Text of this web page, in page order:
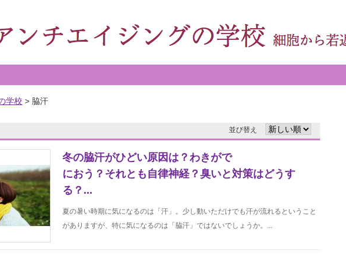
学校 > 脇汗
並び替え
冬の脇汗がひどい原因は？わきがで
におう？それとも自律神経？臭いと対策はどうす
る？...
夏の暑い時期に気になるのは「汗」。少し動いただけでも汗が流れるということ
がありますが、特に気になるのは「脇汗」ではないでしょうか。...